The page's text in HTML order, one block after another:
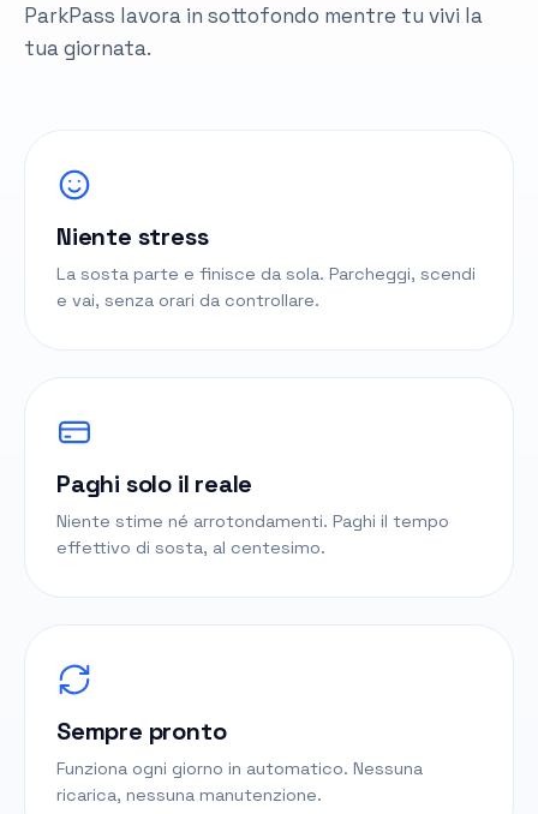
ParkPass lavora in sottofondo mentre tu vivi la
tua giornata.
Niente stress
La sosta parte e finisce da sola. Parcheggi, scendi
e vai, senza orari da controllare.
Paghi solo il reale
Niente stime né arrotondamenti. Paghi il tempo
effettivo di sosta, al centesimo.
Sempre pronto
Funziona ogni giorno in automatico. Nessuna
ricarica, nessuna manutenzione.